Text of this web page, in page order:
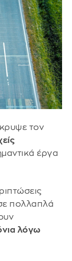
τον
έργα
πολλαπλά
λόγω